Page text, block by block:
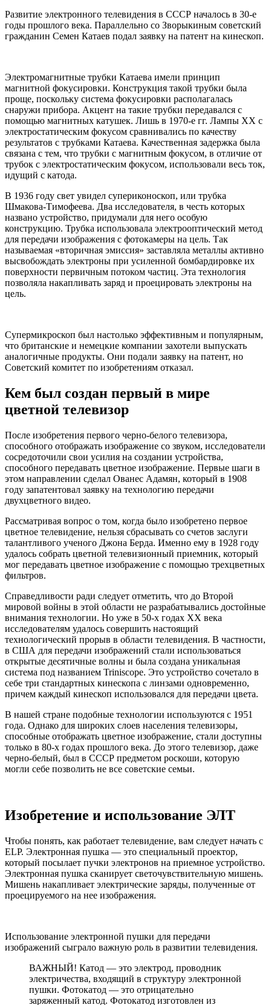
Развитие электронного телевидения в СССР началось в 30-е
годы прошлого века. Параллельно со Зворыкиным советский
гражданин Семен Катаев подал заявку на патент на кинескоп.
Электромагнитные трубки Катаева имели принцип
магнитной фокусировки. Конструкция такой трубки была
проще, поскольку система фокусировки располагалась
снаружи прибора. Акцент на такие трубки передавался с
помощью магнитных катушек. Лишь в 1970-е гг. Лампы ХХ с
электростатическим фокусом сравнивались по качеству
результатов с трубками Катаева. Качественная задержка была
связана с тем, что трубки с магнитным фокусом, в отличие от
трубок с электростатическим фокусом, использовали весь ток,
идущий с катода.
В 1936 году свет увидел супериконоскоп, или трубка
Шмакова-Тимофеева. Два исследователя, в честь которых
названо устройство, придумали для него особую
конструкцию. Трубка использовала электрооптический метод
для передачи изображения с фотокамеры на цель. Так
называемая «вторичная эмиссия» заставляла металлы активно
высвобождать электроны при усиленной бомбардировке их
поверхности первичным потоком частиц. Эта технология
позволяла накапливать заряд и проецировать электроны на
цель.
Супермикроскоп был настолько эффективным и популярным,
что британские и немецкие компании захотели выпускать
аналогичные продукты. Они подали заявку на патент, но
Советский комитет по изобретениям отказал.
Кем был создан первый в мире
цветной телевизор
После изобретения первого черно-белого телевизора,
способного отображать изображение со звуком, исследователи
сосредоточили свои усилия на создании устройства,
способного передавать цветное изображение. Первые шаги в
этом направлении сделал Ованес Адамян, который в 1908
году запатентовал заявку на технологию передачи
двухцветного видео.
Рассматривая вопрос о том, когда было изобретено первое
цветное телевидение, нельзя сбрасывать со счетов заслуги
талантливого ученого Джона Берда. Именно ему в 1928 году
удалось собрать цветной телевизионный приемник, который
мог передавать цветное изображение с помощью трехцветных
фильтров.
Справедливости ради следует отметить, что до Второй
мировой войны в этой области не разрабатывались достойные
внимания технологии. Но уже в 50-х годах ХХ века
исследователям удалось совершить настоящий
технологический прорыв в области телевидения. В частности,
в США для передачи изображений стали использоваться
открытые десятичные волны и была создана уникальная
система под названием Triniscope. Это устройство сочетало в
себе три стандартных кинескопа с линзами одновременно,
причем каждый кинескоп использовался для передачи цвета.
В нашей стране подобные технологии используются с 1951
года. Однако для широких слоев населения телевизоры,
способные отображать цветное изображение, стали доступны
только в 80-х годах прошлого века. До этого телевизор, даже
черно-белый, был в СССР предметом роскоши, которую
могли себе позволить не все советские семьи.
Изобретение и использование ЭЛТ
Чтобы понять, как работает телевидение, вам следует начать с
ELP. Электронная пушка — это специальный проектор,
который посылает пучки электронов на приемное устройство.
Электронная пушка сканирует светочувствительную мишень.
Мишень накапливает электрические заряды, полученные от
проецируемого на нее изображения.
Использование электронной пушки для передачи
изображений сыграло важную роль в развитии телевидения.
ВАЖНЫЙ! Катод — это электрод, проводник
электричества, входящий в структуру электронной
пушки. Фотокатод — это отрицательно
заряженный катод. Фотокатод изготовлен из